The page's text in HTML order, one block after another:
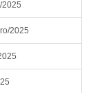
2025
2025